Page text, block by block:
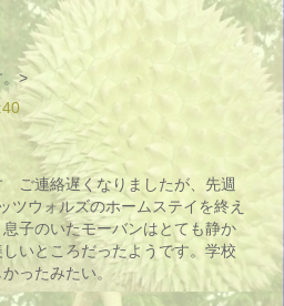
。>
ご連絡遅くなりましたが、先週
ツウォルズのホームステイを終え
子のいたモーバンはとても静か
いところだったようです。学校
ったみたい。